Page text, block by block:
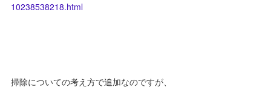
10238538218.html
掃除についての考え方で追加なのですが、